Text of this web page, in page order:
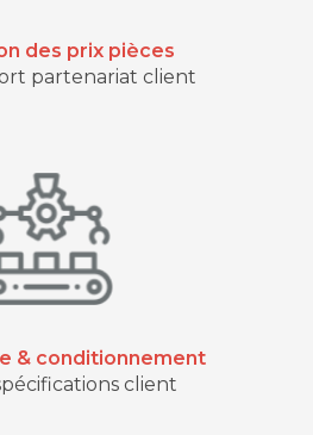
des prix pièces
partenariat client
& conditionnement
client